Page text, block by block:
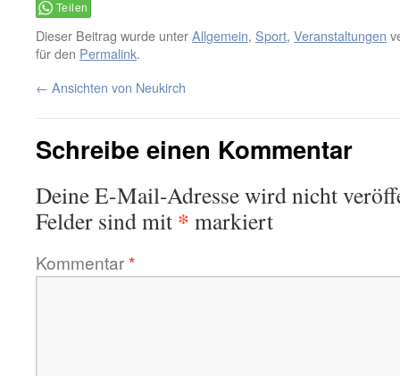
Teilen
Dieser Beitrag wurde unterAllgemein, Sport, Veranstaltungen
für den Permalink.
← Ansichten von Neukirch
Schreibe einen Kommentar
Deine E-Mail-Adresse wird nicht
Felder sind mit * markiert
Kommentar*